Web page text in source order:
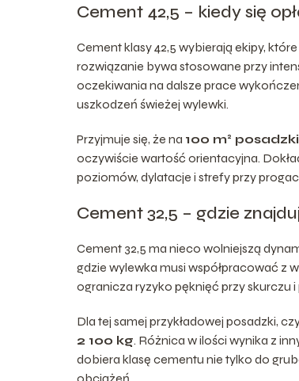
Cement 42,5 – kiedy się
Cement klasy 42,5 wybierają ekipy,
rozwiązanie bywa stosowane przy
oczekiwania na dalsze prace
uszkodzeń świeżej wylewki.
Przyjmuje się, że na 100 m²
oczywiście wartość orientacyjna.
poziomów, dylatacje i strefy przy
Cement 32,5 – gdzie
Cement 32,5 ma nieco wolniejszą
gdzie wylewka musi współpracować z
ogranicza ryzyko pęknięć przy
Dla tej samej przykładowej posadzki,
2 100 kg. Różnica w ilości wynika z
dobiera klasę cementu nie tylko do